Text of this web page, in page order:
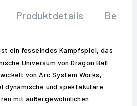
Produktdetails
ein fesselndes Kampfspiel, das
Universum von Dragon Ball
von Arc System Works,
und spektakuläre
mit außergewöhnlichen